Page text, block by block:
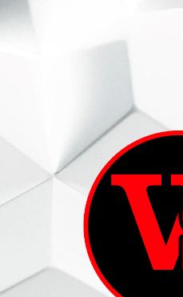
ВИННЫЙ СКЛАД